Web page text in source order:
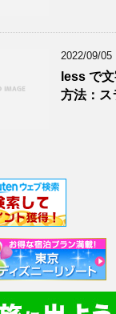
2022/09/05
less で
方法：ス